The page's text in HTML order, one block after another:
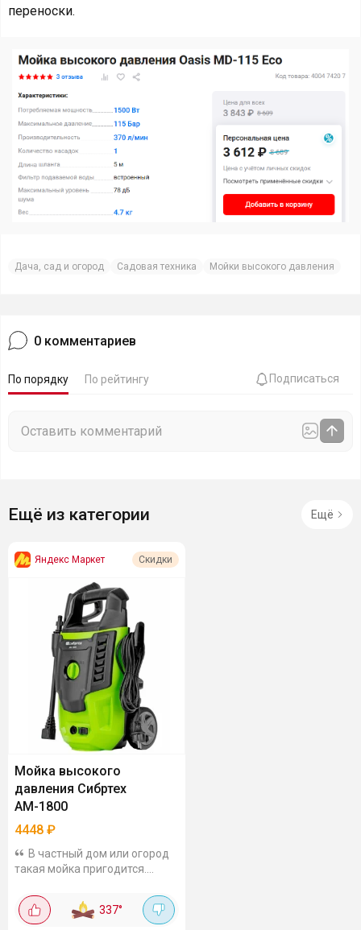
переноски.
Дача, сад и огород Садовая техника Мойки высокого давления
0 комментариев
По порядку По рейтингу Подписаться
Ещё из категории Ещё
Яндекс Маркет Скидки
Мойка высокого
давления Сибртех
АМ-1800
4448 ₽
В частный дом или огород
такая мойка пригодится.
производительностью 350 л/
ч, максимальным давлением
337°